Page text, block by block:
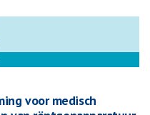
voor medisch